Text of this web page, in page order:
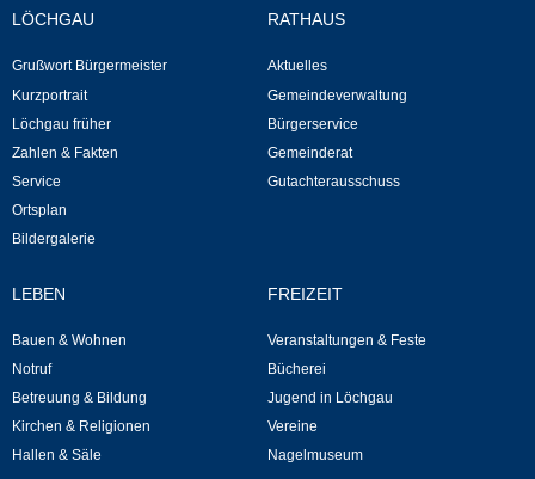
Notruf
Betreuung & Bildung
Schulen
Kindergärten
Kirchen & Religionen
Evangelische Kirchengemeinde
Katholische Kirchengemeinde
LÖCHGAU
Grußwort Bürgermeister
Kurzportrait
Löchgau früher
Zahlen & Fakten
Service
Ortsplan
Bildergalerie
RATHAUS
Aktuelles
Gemeindeverwaltung
Bürgerservice
Gemeinderat
Gutachterausschuss
LEBEN
Bauen & Wohnen
Notruf
Betreuung & Bildung
Kirchen & Religionen
Hallen & Säle
FREIZEIT
Veranstaltungen & Feste
Bücherei
Jugend in Löchgau
Vereine
Nagelmuseum